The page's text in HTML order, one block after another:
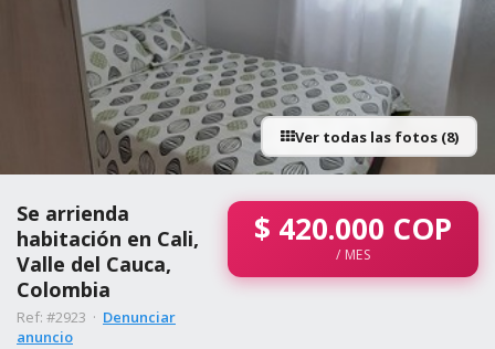
Ver todas las fotos (8)
Se arrienda
habitación en Cali,
Valle del Cauca,
Colombia
Ref: #2923 · Denunciar
anuncio
$ 420.000 COP
/ MES